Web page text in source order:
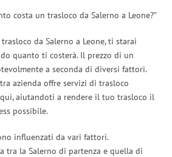
costa un trasloco da Salerno a Leone?”
da Salerno a Leone, ti starai
quanto ti costerà. Il prezzo di un
a seconda di diversi fattori.
azienda offre servizi di trasloco
aiutandoti a rendere il tuo trasloco il
possibile.
influenzati da vari fattori.
tra la Salerno di partenza e quella di